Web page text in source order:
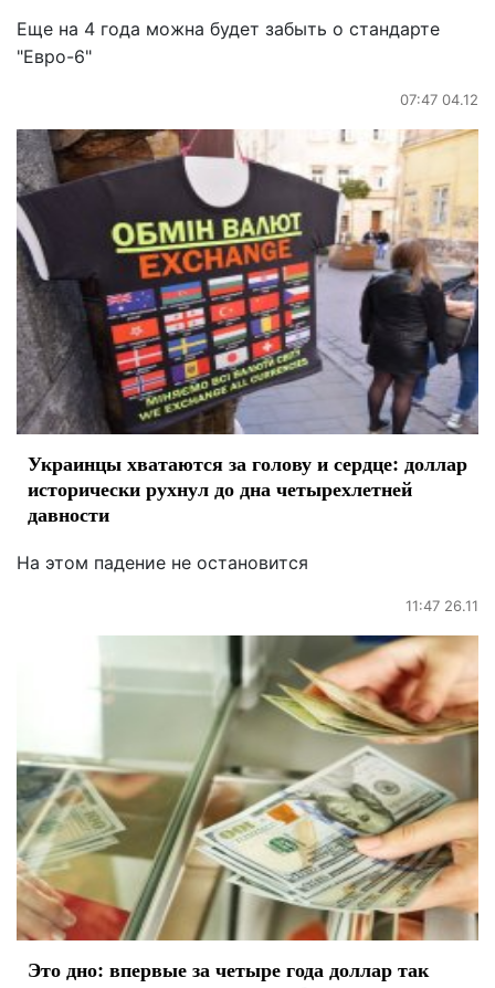
Еще на 4 года можна будет забыть о стандарте
"Евро-6"
07:47 04.12
Украинцы хватаются за голову и сердце: доллар
исторически рухнул до дна четырехлетней
давности
На этом падение не остановится
11:47 26.11
Это дно: впервые за четыре года доллар так